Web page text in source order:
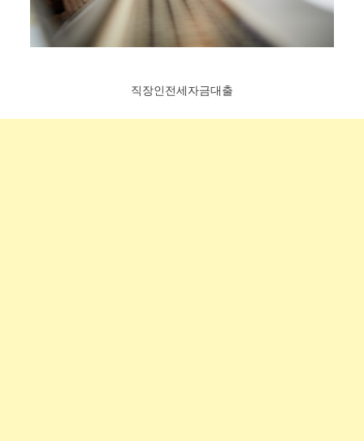
직장인전세자금대출